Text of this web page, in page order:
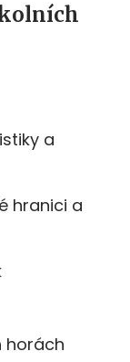
a
hranici a
horách